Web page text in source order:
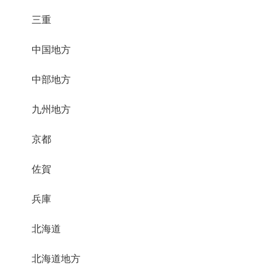
三重
中国地方
中部地方
九州地方
京都
佐賀
兵庫
北海道
北海道地方